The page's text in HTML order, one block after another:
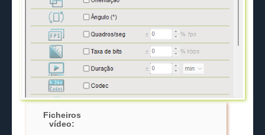
Ficheiros
vídeo: